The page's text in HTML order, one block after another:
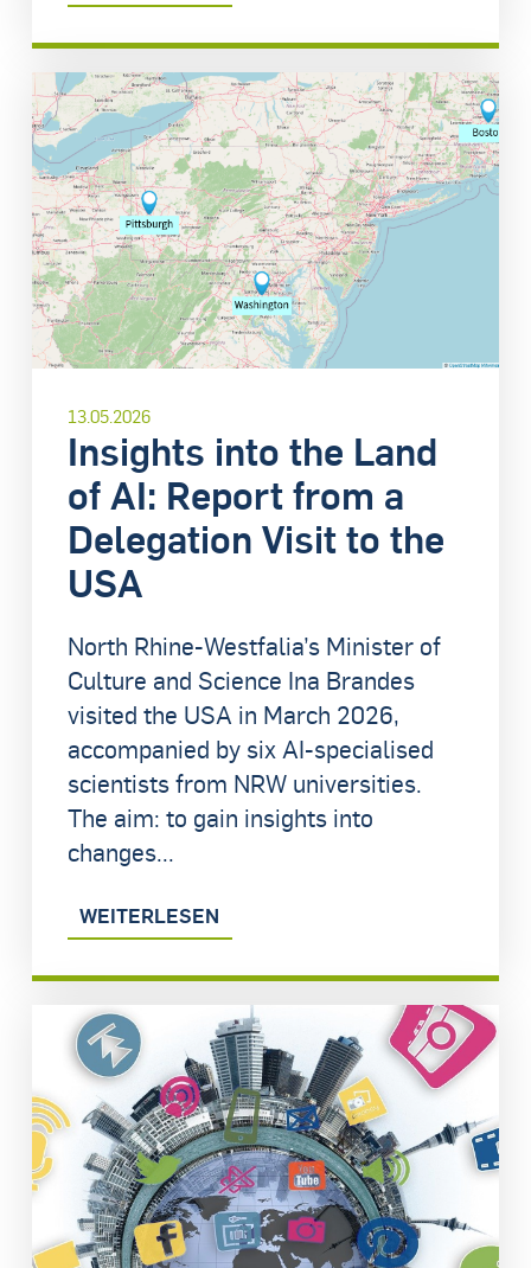
13.05.2026
Insights into the Land
of AI: Report from a
Delegation Visit to the
USA
North Rhine-Westfalia’s Minister of
Culture and Science Ina Brandes
visited the USA in March 2026,
accompanied by six AI-specialised
scientists from NRW universities.
The aim: to gain insights into
changes...
WEITERLESEN